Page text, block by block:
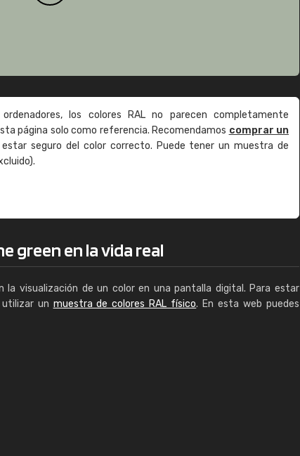
los colores RAL no parecen completamente
página solo como referencia. Recomendamos comprar un
estar seguro del color correcto. Puede tener un muestra de
green en la vida real
la visualización de un color en una pantalla digital. Para estar
un muestra de colores RAL físico. En esta web puedes
Enrique